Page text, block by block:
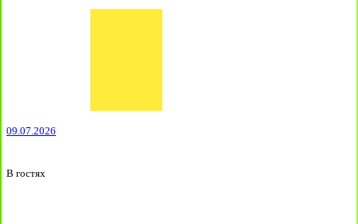
09.07.2026
В гостях